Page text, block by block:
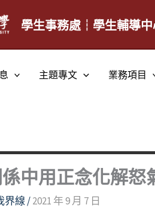
學生事務處┆學生輔導中
主題專文 業務項目
中用正念化解怒
界線 /2021 年 9 月 7 日